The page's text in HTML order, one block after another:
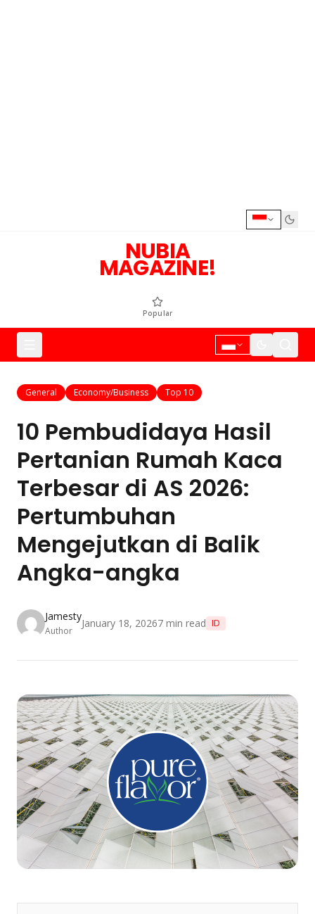
NUBIA
MAGAZINE!
Popular
General Economy/Business Top 10
10 Pembudidaya Hasil
Pertanian Rumah Kaca
Terbesar di AS 2026:
Pertumbuhan
Mengejutkan di Balik
Angka-angka
Jamesty
Author
January 18, 20267 min read ID